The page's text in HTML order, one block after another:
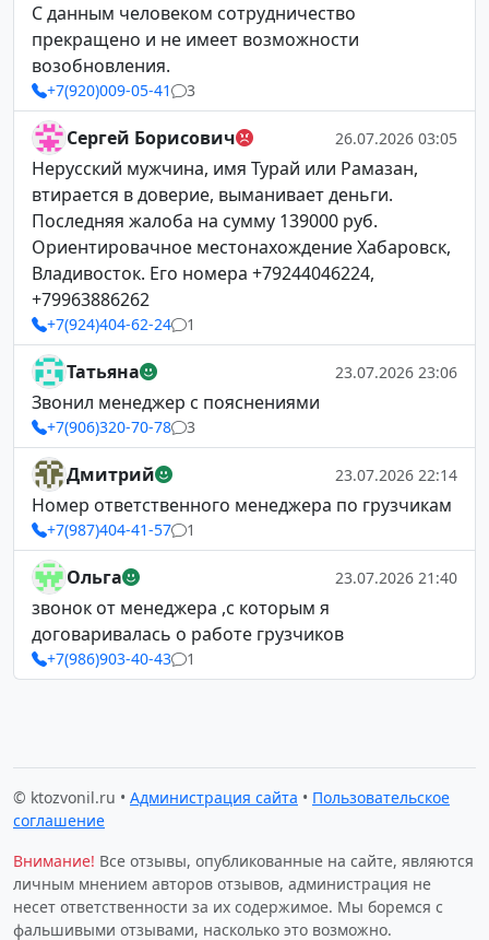
С данным человеком сотрудничество
прекращено и не имеет возможности
возобновления.
+7(920)009-05-41 3
Сергей Борисович 26.07.2026 03:05
Нерусский мужчина, имя Турай или Рамазан,
втирается в доверие, выманивает деньги.
Последняя жалоба на сумму 139000 руб.
Ориентировачное местонахождение Хабаровск,
Владивосток. Его номера +79244046224,
+79963886262
+7(924)404-62-24 1
Татьяна 23.07.2026 23:06
Звонил менеджер с пояснениями
+7(906)320-70-78 3
Дмитрий 23.07.2026 22:14
Номер ответственного менеджера по грузчикам
+7(987)404-41-57 1
Ольга 23.07.2026 21:40
звонок от менеджера ,с которым я
договаривалась о работе грузчиков
+7(986)903-40-43 1
© ktozvonil.ru • Администрация сайта • Пользовательское
соглашение
Внимание! Все отзывы, опубликованные на сайте, являются
личным мнением авторов отзывов, администрация не
несет ответственности за их содержимое. Мы боремся с
фальшивыми отзывами, насколько это возможно.